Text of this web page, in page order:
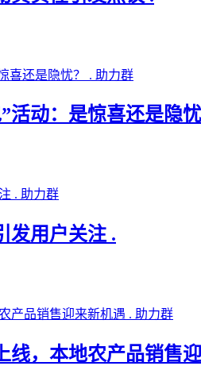
助力群
活动：是惊喜还是隐
助力群
发用户关注 .
助力群
线，本地农产品销售